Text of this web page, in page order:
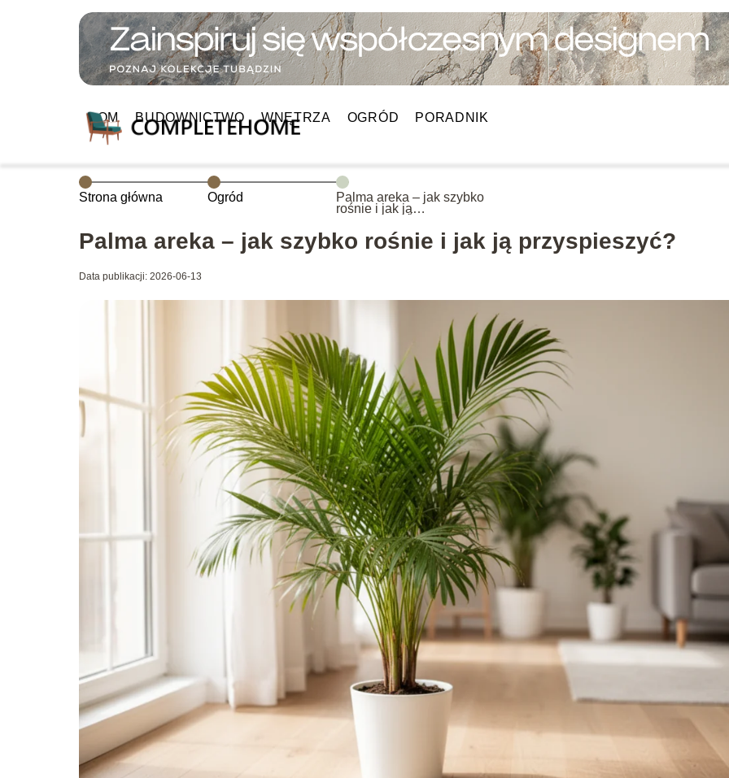
DOM BUDOWNICTWO WNĘTRZA OGRÓD PORADNIK
Strona główna Ogród
Palma areka – jak szybko
rośnie i jak ją
Palma areka – jak szybko rośnie i jak ją przyspieszyć?
Data publikacji: 2026-06-13